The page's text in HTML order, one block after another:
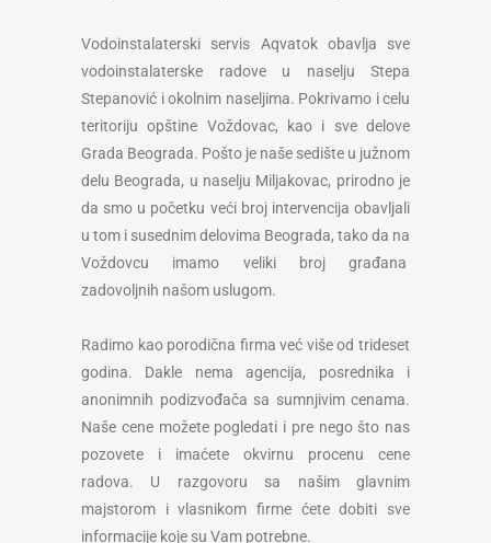
Vodoinstalaterski servis Aqvatok obavlja sve
vodoinstalaterske radove u naselju Stepa
Stepanović i okolnim naseljima. Pokrivamo i celu
teritoriju opštine Voždovac, kao i sve delove
Grada Beograda. Pošto je naše sedište u južnom
delu Beograda, u naselju Miljakovac, prirodno je
da smo u početku veći broj intervencija obavljali
u tom i susednim delovima Beograda, tako da na
Voždovcu imamo veliki broj građana
zadovoljnih našom uslugom.
Radimo kao porodična firma već više od trideset
godina. Dakle nema agencija, posrednika i
anonimnih podizvođača sa sumnjivim cenama.
Naše cene možete pogledati i pre nego što nas
pozovete i imaćete okvirnu procenu cene
radova. U razgovoru sa našim glavnim
majstorom i vlasnikom firme ćete dobiti sve
informacije koje su Vam potrebne.